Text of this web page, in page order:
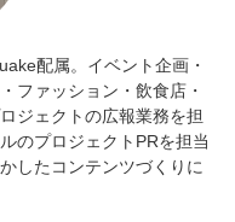
配属。イベント企画・
ファッション・飲食店・
ジェクトの広報業務を担
のプロジェクトPRを担当
したコンテンツづくりに